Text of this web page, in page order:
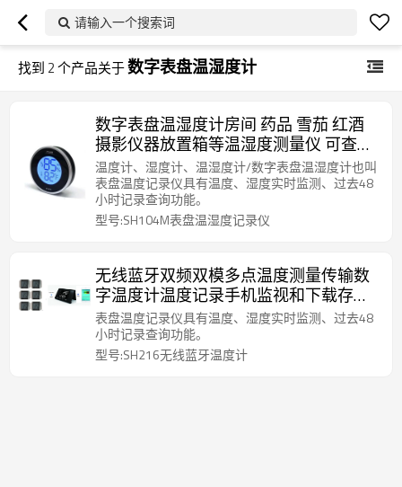
请输入一个搜索词
找到 2个产品关于数字表盘温湿度计
数字表盘温湿度计房间 药品 雪茄 红酒
摄影仪器放置箱等温湿度测量仪 可查询
48h记录 背部磁铁吸附
温度计、湿度计、温湿度计/数字表盘温湿度计也叫
表盘温度记录仪具有温度、湿度实时监测、过去48
小时记录查询功能。
型号:SH104M表盘温湿度记录仪
无线蓝牙双频双模多点温度测量传输数
字温度计温度记录手机监视和下载存储
数据机房仓库博物馆环境温度测量
表盘温度记录仪具有温度、湿度实时监测、过去48
小时记录查询功能。
型号:SH216无线蓝牙温度计